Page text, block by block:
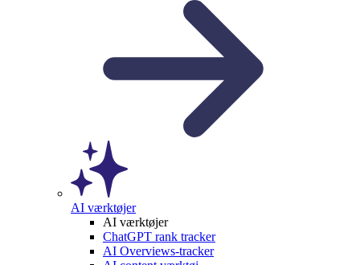
AI værktøjer
AI værktøjer
ChatGPT rank tracker
AI Overviews-tracker